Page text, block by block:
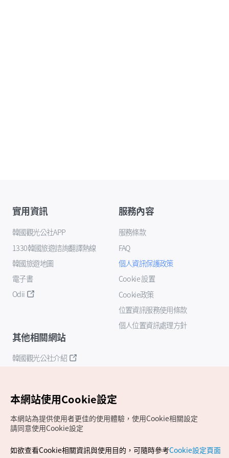
實用資訊
韓國觀光公社APP
1330韓國旅遊諮詢翻譯熱線
韓國旅遊地圖
電子書
Odii
服務內容
服務條款
FAQ
個人資訊保護政策
Cookie 設置
Cookie政策
位置資訊服務使用條款
個人位置資訊處理方針
其他相關網站
韓國觀光公社介紹
本網站使用Cookie設定
本網站為提供使用者更佳的使用體驗，使用Cookie相關設定
請同意使用Cookie設定
如欲查看Cookie相關資訊與使用目的，可隨時參考Cookie設定頁面